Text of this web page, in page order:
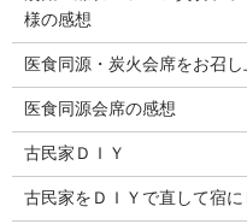
様の感想
医食同源・炭火会席をお召
医食同源会席の感想
古民家ＤＩＹ
古民家をＤＩＹで直して宿に